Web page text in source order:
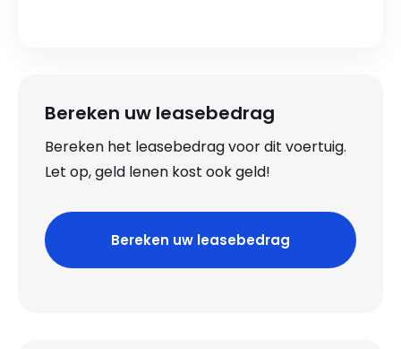
Bereken uw leasebedrag
Bereken het leasebedrag voor dit voertuig.
Let op, geld lenen kost ook geld!
Bereken uw leasebedrag